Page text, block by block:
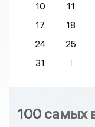
10
11
17
18
24
25
31
1
100 самых